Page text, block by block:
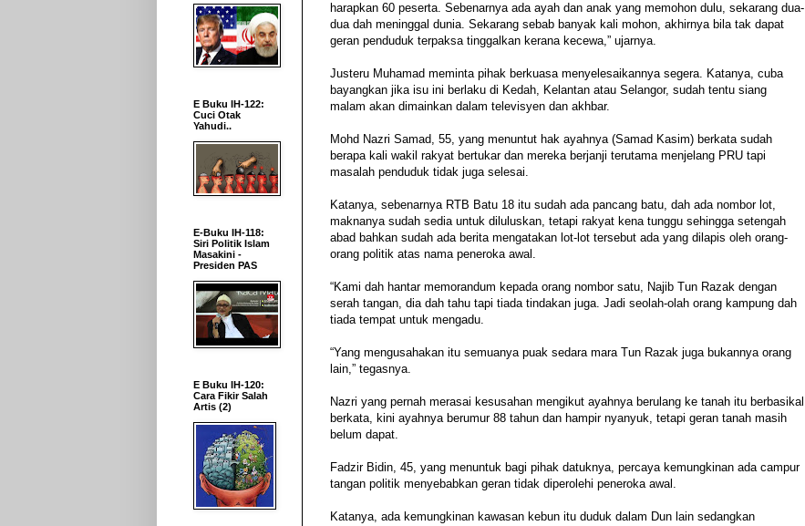
harapkan 60 peserta. Sebenarnya ada ayah dan anak yang memohon dulu, sekarang dua-
dua dah meninggal dunia. Sekarang sebab banyak kali mohon, akhirnya bila tak dapat
geran penduduk terpaksa tinggalkan kerana kecewa,” ujarnya.
Justeru Muhamad meminta pihak berkuasa menyelesaikannya segera. Katanya, cuba
bayangkan jika isu ini berlaku di Kedah, Kelantan atau Selangor, sudah tentu siang
malam akan dimainkan dalam televisyen dan akhbar.
Mohd Nazri Samad, 55, yang menuntut hak ayahnya (Samad Kasim) berkata sudah
berapa kali wakil rakyat bertukar dan mereka berjanji terutama menjelang PRU tapi
masalah penduduk tidak juga selesai.
Katanya, sebenarnya RTB Batu 18 itu sudah ada pancang batu, dah ada nombor lot,
maknanya sudah sedia untuk diluluskan, tetapi rakyat kena tunggu sehingga setengah
abad bahkan sudah ada berita mengatakan lot-lot tersebut ada yang dilapis oleh orang-
orang politik atas nama peneroka awal.
“Kami dah hantar memorandum kepada orang nombor satu, Najib Tun Razak dengan
serah tangan, dia dah tahu tapi tiada tindakan juga. Jadi seolah-olah orang kampung dah
tiada tempat untuk mengadu.
“Yang mengusahakan itu semuanya puak sedara mara Tun Razak juga bukannya orang
lain,” tegasnya.
Nazri yang pernah merasai kesusahan mengikut ayahnya berulang ke tanah itu berbasikal
berkata, kini ayahnya berumur 88 tahun dan hampir nyanyuk, tetapi geran tanah masih
belum dapat.
Fadzir Bidin, 45, yang menuntuk bagi pihak datuknya, percaya kemungkinan ada campur
tangan politik menyebabkan geran tidak diperolehi peneroka awal.
Katanya, ada kemungkinan kawasan kebun itu duduk dalam Dun lain sedangkan
E Buku IH-122:
Cuci Otak
Yahudi..
E-Buku IH-118:
Siri Politik Islam
Masakini -
Presiden PAS
E Buku IH-120:
Cara Fikir Salah
Artis (2)